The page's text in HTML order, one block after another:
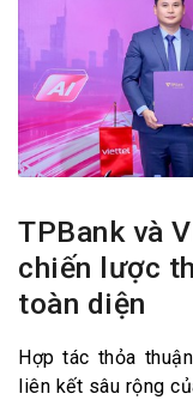
TPBank và
chiến lược
toàn diện
Hợp tác thỏa
liên kết sâu rộng